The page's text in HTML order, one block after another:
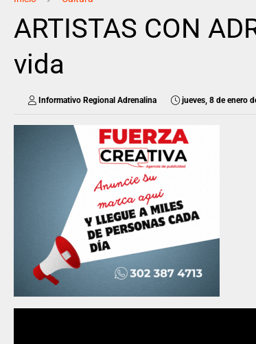
ARTISTAS CON
vida
Informativo Regional Adrenalina jueves, 8 de enero